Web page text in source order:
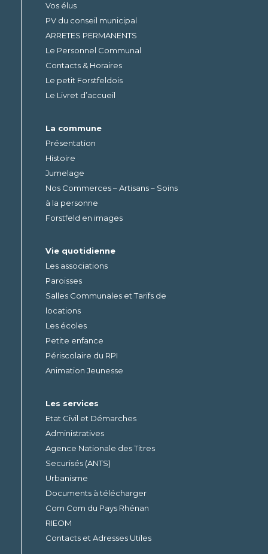
Vos élus
PV du conseil municipal
ARRETES PERMANENTS
Le Personnel Communal
Contacts & Horaires
Le petit Forstfeldois
Le Livret d’accueil
La commune
Présentation
Histoire
Jumelage
Nos Commerces – Artisans – Soins
à la personne
Forstfeld en images
Vie quotidienne
Les associations
Paroisses
Salles Communales et Tarifs de
locations
Les écoles
Petite enfance
Périscolaire du RPI
Animation Jeunesse
Les services
Etat Civil et Démarches
Administratives
Agence Nationale des Titres
Securisés (ANTS)
Urbanisme
Documents à télécharger
Com Com du Pays Rhénan
RIEOM
Contacts et Adresses Utiles